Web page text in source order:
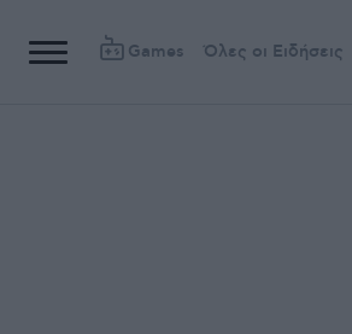
Games Όλες οι Ειδήσεις